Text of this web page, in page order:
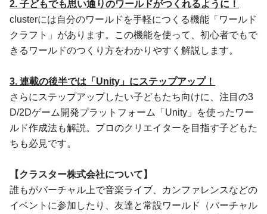
2. ⼦どもでも思い通りのワールドがつくれるように！
clusterには⾃分のワールドを⼿軽につくる機能「ワールド
クラフト」があります。この機能を使って、初⼼者でもで
きるワールドのつくり⽅をわかりやすく解説します。
3. 連載の後半では「Unity」にステップアップ！
さらにステップアップしたい⼦どもたち向けに、注⽬の3
D/2Dゲーム開発プラットフォーム「Unity」を使ったワー
ルド作成法も解説。プロのクリエイターを⽬指す⼦どもた
ちも必⾒です。
【クラスター株式会社について】
誰もがバーチャル上で⾳楽ライブ、カンファレンスなどの
イベントに参加したり、友達と常設ワールド（バーチャル